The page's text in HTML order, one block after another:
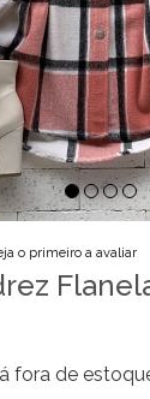
o primeiro a avaliar
fora de